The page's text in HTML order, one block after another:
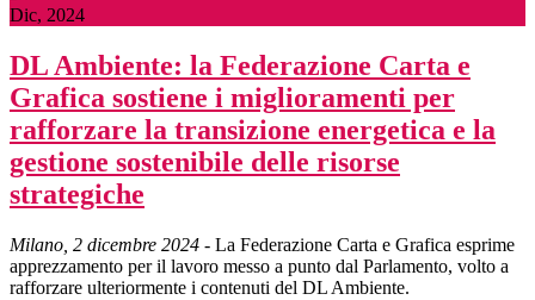
Dic, 2024
DL Ambiente: la Federazione Carta e
Grafica sostiene i miglioramenti per
rafforzare la transizione energetica e la
gestione sostenibile delle risorse
strategiche
Milano, 2 dicembre 2024 - La Federazione Carta e Grafica esprime
apprezzamento per il lavoro messo a punto dal Parlamento, volto a
rafforzare ulteriormente i contenuti del DL Ambiente.